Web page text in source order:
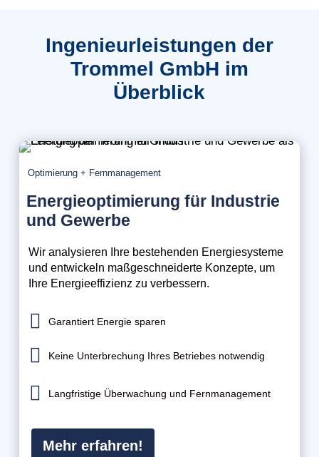
Ingenieurleistungen der
Trommel GmbH im
Überblick
Optimierung + Fernmanagement
Energieoptimierung für Industrie
und Gewerbe
Wir analysieren Ihre bestehenden Energiesysteme
und entwickeln maßgeschneiderte Konzepte, um
Ihre Energieeffizienz zu verbessern.
 Garantiert Energie sparen
 Keine Unterbrechung Ihres Betriebes notwendig
 Langfristige Überwachung und Fernmanagement
Mehr erfahren!